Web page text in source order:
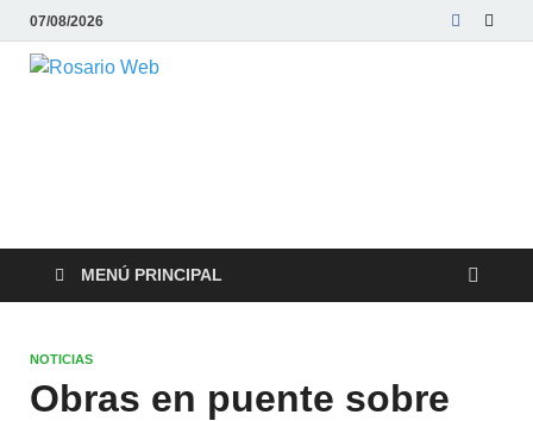
07/08/2026
MENÚ PRINCIPAL
NOTICIAS
Obras en puente sobre